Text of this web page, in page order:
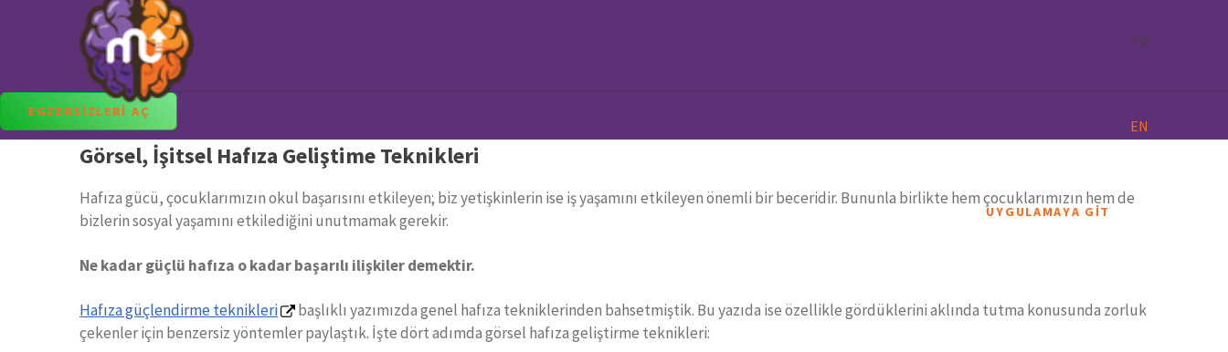
TR
EN
UYGULAMAYA GİT
Görsel, İşitsel Hafıza Geliştirici Özel Egzersizler!
Yüzlerce Egzersiz MentalUP'ta ✔️
EGZERSIZLERI AÇ
Görsel, İşitsel Hafıza Geliştime Teknikleri
Hafıza gücü, çocuklarımızın okul başarısını etkileyen; biz yetişkinlerin ise iş yaşamını etkileyen önemli bir beceridir. Bununla birlikte hem çocuklarımızın hem de
bizlerin sosyal yaşamını etkilediğini unutmamak gerekir.
Ne kadar güçlü hafıza o kadar başarılı ilişkiler demektir.
Hafıza güçlendirme teknikleri
başlıklı yazımızda genel hafıza tekniklerinden bahsetmiştik. Bu yazıda ise özellikle gördüklerini aklında tutma konusunda zorluk
çekenler için benzersiz yöntemler paylaştık. İşte dört adımda görsel hafıza geliştirme teknikleri: